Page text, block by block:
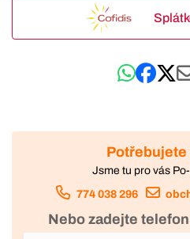
Potřebujete
Jsme tu pro vás
774 038 296
Nebo zadejte